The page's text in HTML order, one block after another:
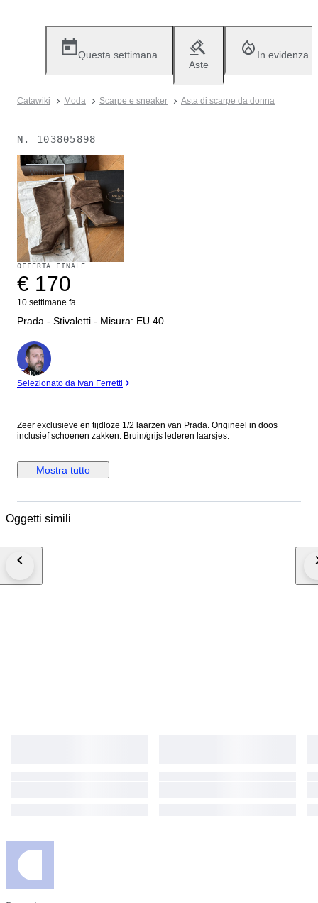
Questa settimana
Aste
In evidenza
Catawiki Moda Scarpe e sneaker Asta di scarpe da donna
N. 103805898
Venduto
OFFERTA FINALE
€ 170
10 settimane fa
Prada - Stivaletti - Misura: EU 40
Esperto
Selezionato da Ivan Ferretti
Zeer exclusieve en tijdloze 1/2 laarzen van Prada. Origineel in doos
inclusief schoenen zakken. Bruin/grijs lederen laarsjes.
Mostra tutto
Oggetti simili